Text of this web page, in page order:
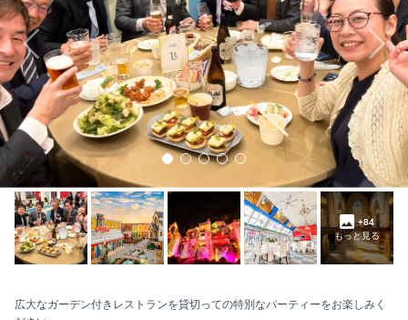
Previous Next
+84
もっと見る
広大なガーデン付きレストランを貸切っての特別なパーティーをお楽しみく